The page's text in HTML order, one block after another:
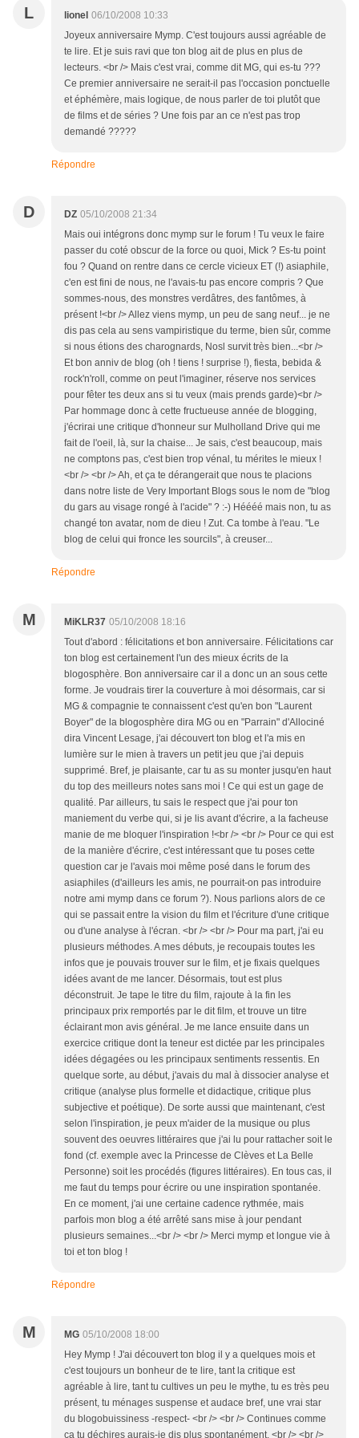
L lionel 06/10/2008 10:33
Joyeux anniversaire Mymp. C'est toujours aussi agréable de
te lire. Et je suis ravi que ton blog ait de plus en plus de
lecteurs. <br /> Mais c'est vrai, comme dit MG, qui es-tu ???
Ce premier anniversaire ne serait-il pas l'occasion ponctuelle
et éphémère, mais logique, de nous parler de toi plutôt que
de films et de séries ? Une fois par an ce n'est pas trop
demandé ?????
Répondre
D DZ 05/10/2008 21:34
Mais oui intégrons donc mymp sur le forum ! Tu veux le faire
passer du coté obscur de la force ou quoi, Mick ? Es-tu point
fou ? Quand on rentre dans ce cercle vicieux ET (!) asiaphile,
c'en est fini de nous, ne l'avais-tu pas encore compris ? Que
sommes-nous, des monstres verdâtres, des fantômes, à
présent !<br /> Allez viens mymp, un peu de sang neuf... je ne
dis pas cela au sens vampiristique du terme, bien sûr, comme
si nous étions des charognards, Nosl survit très bien...<br />
Et bon anniv de blog (oh ! tiens ! surprise !), fiesta, bebida &
rock'n'roll, comme on peut l'imaginer, réserve nos services
pour fêter tes deux ans si tu veux (mais prends garde)<br />
Par hommage donc à cette fructueuse année de blogging,
j'écrirai une critique d'honneur sur Mulholland Drive qui me
fait de l'oeil, là, sur la chaise... Je sais, c'est beaucoup, mais
ne comptons pas, c'est bien trop vénal, tu mérites le mieux !
<br /> <br /> Ah, et ça te dérangerait que nous te placions
dans notre liste de Very Important Blogs sous le nom de "blog
du gars au visage rongé à l'acide" ? :-) Héééé mais non, tu as
changé ton avatar, nom de dieu ! Zut. Ca tombe à l'eau. "Le
blog de celui qui fronce les sourcils", à creuser...
Répondre
M MiKLR37 05/10/2008 18:16
Tout d'abord : félicitations et bon anniversaire. Félicitations car
ton blog est certainement l'un des mieux écrits de la
blogosphère. Bon anniversaire car il a donc un an sous cette
forme. Je voudrais tirer la couverture à moi désormais, car si
MG & compagnie te connaissent c'est qu'en bon "Laurent
Boyer" de la blogosphère dira MG ou en "Parrain" d'Allociné
dira Vincent Lesage, j'ai découvert ton blog et l'a mis en
lumière sur le mien à travers un petit jeu que j'ai depuis
supprimé. Bref, je plaisante, car tu as su monter jusqu'en haut
du top des meilleurs notes sans moi ! Ce qui est un gage de
qualité. Par ailleurs, tu sais le respect que j'ai pour ton
maniement du verbe qui, si je lis avant d'écrire, a la facheuse
manie de me bloquer l'inspiration !<br /> <br /> Pour ce qui est
de la manière d'écrire, c'est intéressant que tu poses cette
question car je l'avais moi même posé dans le forum des
asiaphiles (d'ailleurs les amis, ne pourrait-on pas introduire
notre ami mymp dans ce forum ?). Nous parlions alors de ce
qui se passait entre la vision du film et l'écriture d'une critique
ou d'une analyse à l'écran. <br /> <br /> Pour ma part, j'ai eu
plusieurs méthodes. A mes débuts, je recoupais toutes les
infos que je pouvais trouver sur le film, et je fixais quelques
idées avant de me lancer. Désormais, tout est plus
déconstruit. Je tape le titre du film, rajoute à la fin les
principaux prix remportés par le dit film, et trouve un titre
éclairant mon avis général. Je me lance ensuite dans un
exercice critique dont la teneur est dictée par les principales
idées dégagées ou les principaux sentiments ressentis. En
quelque sorte, au début, j'avais du mal à dissocier analyse et
critique (analyse plus formelle et didactique, critique plus
subjective et poétique). De sorte aussi que maintenant, c'est
selon l'inspiration, je peux m'aider de la musique ou plus
souvent des oeuvres littéraires que j'ai lu pour rattacher soit le
fond (cf. exemple avec la Princesse de Clèves et La Belle
Personne) soit les procédés (figures littéraires). En tous cas, il
me faut du temps pour écrire ou une inspiration spontanée.
En ce moment, j'ai une certaine cadence rythmée, mais
parfois mon blog a été arrêté sans mise à jour pendant
plusieurs semaines...<br /> <br /> Merci mymp et longue vie à
toi et ton blog !
Répondre
M MG 05/10/2008 18:00
Hey Mymp ! J'ai découvert ton blog il y a quelques mois et
c'est toujours un bonheur de te lire, tant la critique est
agréable à lire, tant tu cultives un peu le mythe, tu es très peu
présent, tu ménages suspense et audace bref, une vrai star
du blogobuissiness -respect- <br /> <br /> Continues comme
ça tu déchires aurais-je dis plus spontanément. <br /> <br />